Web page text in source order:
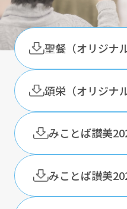
聖餐（オリジナ
頌栄（オリジナ
みことば讃美
みことば讃美